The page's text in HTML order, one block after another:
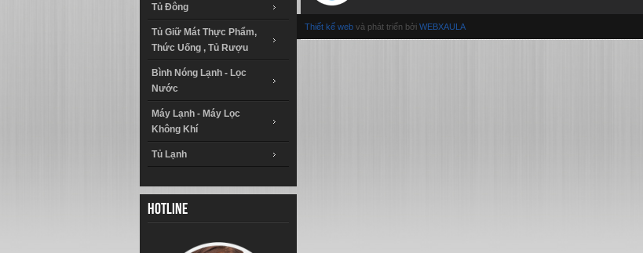
Tủ Đông
Tủ Giữ Mát Thực Phẩm,
Thức Uống , Tủ Rượu
Bình Nóng Lạnh - Lọc
Nước
Máy Lạnh - Máy Lọc
Không Khí
Tủ Lạnh
Hotline
Thiết kế web và phát triển bởi WEBXAULA